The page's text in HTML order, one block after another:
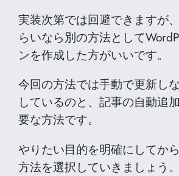
実装次第では回避できますが
らいなら別の方法として
ンを作成した方がいいです。
今回の方法では手動で更新し
しているのと、記事の自動追
要な方法です。
やりたい目的を明確にしてか
方法を選択していきましょう。